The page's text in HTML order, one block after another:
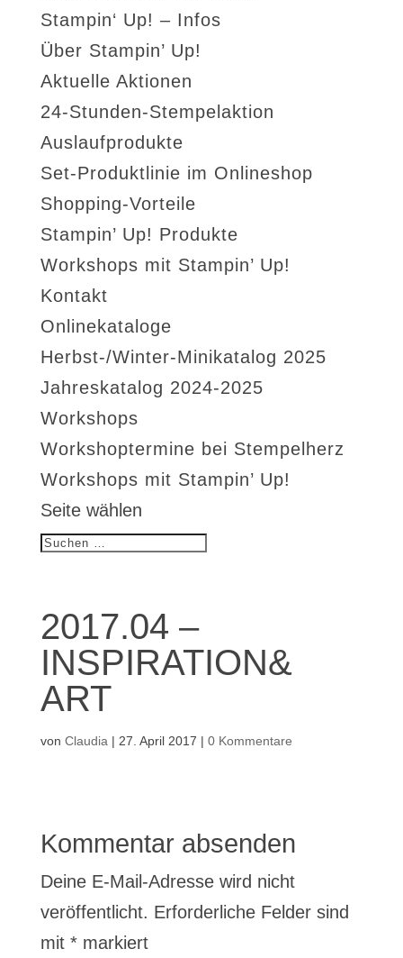
Stampin‘ Up! – Infos
Über Stampin’ Up!
Aktuelle Aktionen
24-Stunden-Stempelaktion
Auslaufprodukte
Set-Produktlinie im Onlineshop
Shopping-Vorteile
Stampin’ Up! Produkte
Workshops mit Stampin’ Up!
Kontakt
Onlinekataloge
Herbst-/Winter-Minikatalog 2025
Jahreskatalog 2024-2025
Workshops
Workshoptermine bei Stempelherz
Workshops mit Stampin’ Up!
Seite wählen
2017.04 –
INSPIRATION&
ART
von Claudia | 27. April 2017 | 0 Kommentare
Kommentar absenden
Deine E-Mail-Adresse wird nicht
veröffentlicht. Erforderliche Felder sind
mit *markiert